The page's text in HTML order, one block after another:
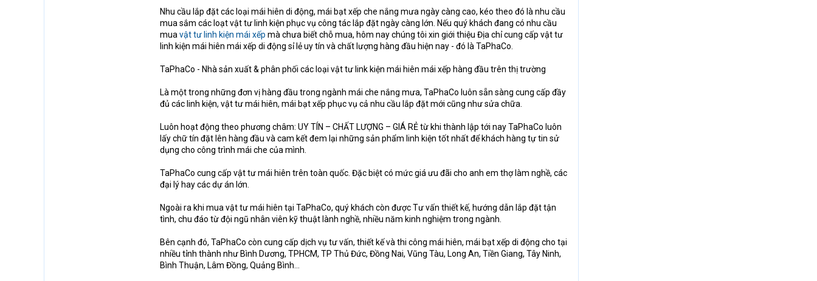
Nhu cầu lắp đặt các loại mái hiên di động, mái bạt xếp che nắng mưa ngày càng cao, kéo theo đó là nhu cầu
mua sắm các loạt vật tư linh kiện phục vụ công tác lắp đặt ngày càng lớn. Nếu quý khách đang có nhu cầu
mua vật tư linh kiện mái xếp mà chưa biết chỗ mua, hôm nay chúng tôi xin giới thiệu Địa chỉ cung cấp vật tư
linh kiện mái hiên mái xếp di động sỉ lẻ uy tín và chất lượng hàng đầu hiện nay - đó là TaPhaCo.
TaPhaCo - Nhà sản xuất & phân phối các loại vật tư link kiện mái hiên mái xếp hàng đầu trên thị trường
Là một trong những đơn vị hàng đầu trong ngành mái che nắng mưa, TaPhaCo luôn sẵn sàng cung cấp đầy
đủ các linh kiện, vật tư mái hiên, mái bạt xếp phục vụ cả nhu cầu lắp đặt mới cũng như sửa chữa.
Luôn hoạt động theo phương châm: UY TÍN – CHẤT LƯỢNG – GIÁ RẺ từ khi thành lập tới nay TaPhaCo luôn
lấy chữ tín đặt lên hàng đầu và cam kết đem lại những sản phẩm linh kiện tốt nhất để khách hàng tự tin sử
dụng cho công trình mái che của mình.
TaPhaCo cung cấp vật tư mái hiên trên toàn quốc. Đặc biệt có mức giá ưu đãi cho anh em thợ làm nghề, các
đại lý hay các dự án lớn.
Ngoài ra khi mua vật tư mái hiên tại TaPhaCo, quý khách còn được Tư vấn thiết kế, hướng dẫn lắp đặt tận
tình, chu đáo từ đội ngũ nhân viên kỹ thuật lành nghề, nhiều năm kinh nghiệm trong ngành.
Bên cạnh đó, TaPhaCo còn cung cấp dịch vụ tư vấn, thiết kế và thi công mái hiên, mái bạt xếp di động cho tại
nhiều tỉnh thành như Bình Dương, TPHCM, TP Thủ Đức, Đồng Nai, Vũng Tàu, Long An, Tiền Giang, Tây Ninh,
Bình Thuận, Lâm Đồng, Quảng Bình...